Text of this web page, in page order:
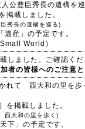
公豊臣秀長の遺構を
掲載しました。
秀長の遺構を巡る)
産」の予定です。
World）
しました。ご確認く
者の皆様へのご注意
れて 西大和の里を
を掲載しました。
西大和の里を歩く)
下」の予定です。